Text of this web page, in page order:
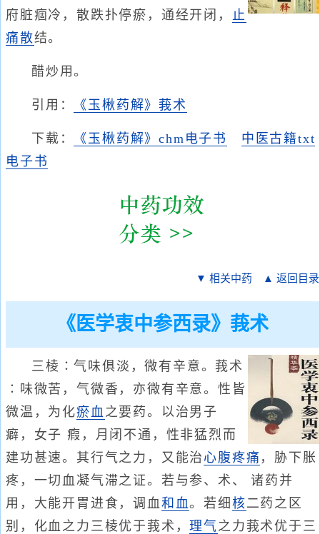
府脏痼冷，散跌扑停瘀，通经开闭， 止
痛散结。
醋炒用。
引用： 《玉楸药解》莪术
下载： 《玉楸药解》chm电子书
中医古籍txt
电子书
▼ 相关中药 ▲ 返回目录
《医学衷中参西录》莪术
三棱∶气味俱淡，微有辛意。莪术
∶味微苦，气微香，亦微有辛意。性皆
微温，为化瘀血之要药。以治男子
癖，女子 瘕，月闭不通，性非猛烈而
建功甚速。其行气之力，又能治 心腹疼痛 ，胁下胀
疼，一切血凝气滞之证。若与参、术、 诸药并
用，大能开胃进食，调血和血。若细 核二药之区
别，化血之力三棱优于莪术，理气之力莪术优于三